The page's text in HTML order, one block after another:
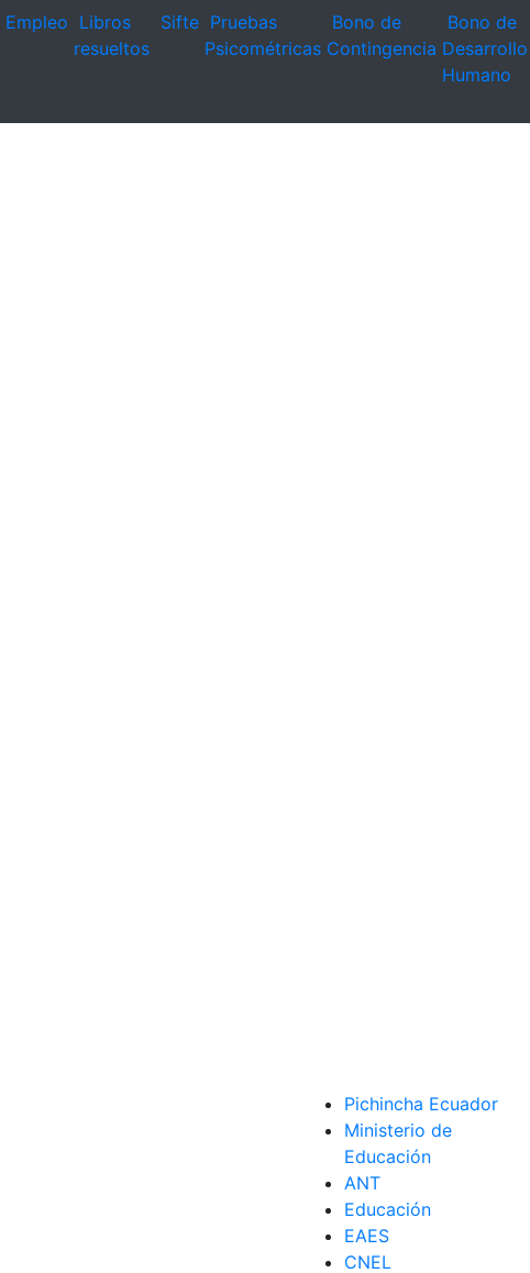
Empleo Libros
resueltos
Sifte Pruebas
Psicométricas
Bono de
Contingencia
Bono de
Desarrollo
Humano
Pichincha Ecuador
Ministerio de
Educación
ANT
Educación
EAES
CNEL